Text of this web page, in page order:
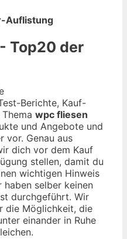
Auflistung
Top20 der
Berichte, Kauf-
wpc fliesen
und Angebote und
vor. Genau aus
dich vor dem Kauf
stellen, damit du
wichtigen Hinweis
selber keinen
durchgeführt. Wir
die Möglichkeit, die
einander in Ruhe